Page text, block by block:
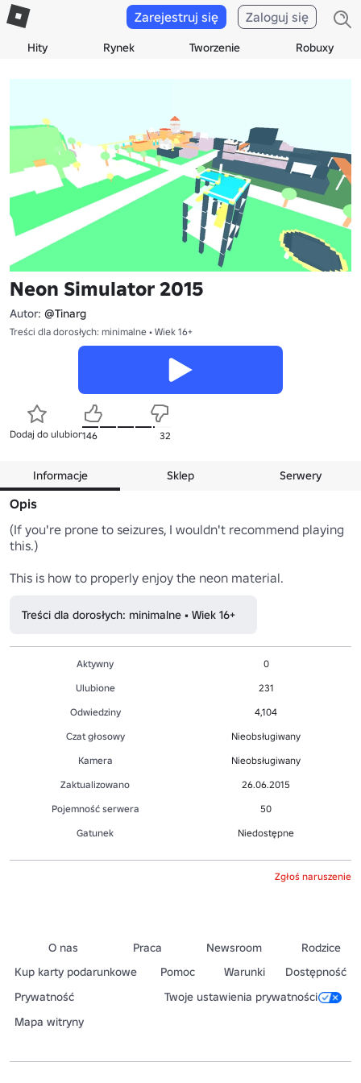
Hity Rynek Tworzenie Robuxy
Zarejestruj się Zaloguj się
Neon Simulator 2015
Autor: @Tinarg
Treści dla dorosłych: minimalne • Wiek 16+
Dodaj do ulubionych
146 32
Informacje Sklep Serwery
Opis
(If you're prone to seizures, I wouldn't recommend playing
this.)
This is how to properly enjoy the neon material.
Treści dla dorosłych: minimalne • Wiek 16+
Aktywny
0
Ulubione
231
Odwiedziny
4,104
Czat głosowy
Nieobsługiwany
Kamera
Nieobsługiwany
Zaktualizowano
26.06.2015
Pojemność serwera
50
Gatunek
Niedostępne
Zgłoś naruszenie
O nas Praca Newsroom
Rodzice
Kup karty podarunkowe
Pomoc Warunki
Dostępność
Prywatność
Twoje ustawienia prywatności
Mapa witryny